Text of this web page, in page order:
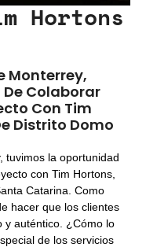
Hortons
Monterrey,
Colaborar
Con Tim
Distrito Domo
tuvimos la oportunidad
con Tim Hortons,
Catarina. Como
hacer que los clientes
y auténtico. ¿Cómo lo
de los servicios